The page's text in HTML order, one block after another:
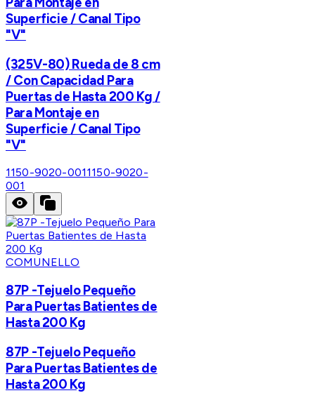
Superficie / Canal Tipo
"V"
(325V-80) Rueda de 8 cm
/ Con Capacidad Para
Puertas de Hasta 200 Kg /
Para Montaje en
Superficie / Canal Tipo
"V"
1150-9020-0011150-9020-
001
COMUNELLO
87P -Tejuelo Pequeño
Para Puertas Batientes de
Hasta 200 Kg
87P -Tejuelo Pequeño
Para Puertas Batientes de
Hasta 200 Kg